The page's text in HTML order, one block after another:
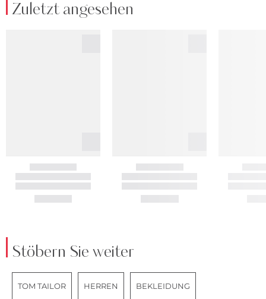
Zuletzt angesehen
Stöbern Sie weiter
TOM TAILOR HERREN BEKLEIDUNG